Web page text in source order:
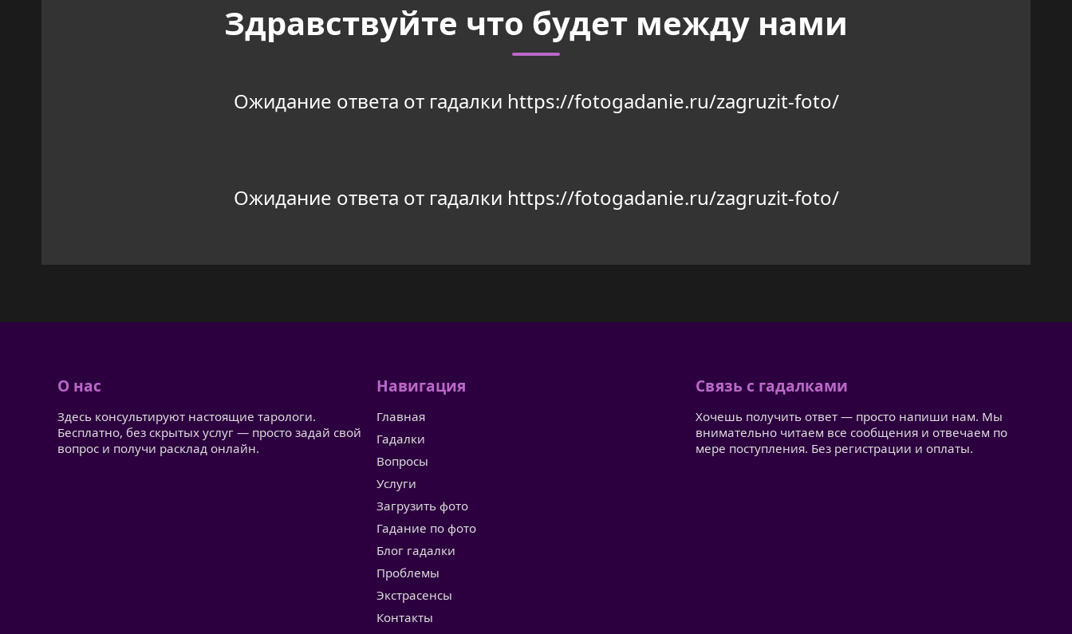
Здравствуйте что будет между нами
Ожидание ответа от гадалки https://fotogadanie.ru/zagruzit-foto/
Ожидание ответа от гадалки https://fotogadanie.ru/zagruzit-foto/
О нас
Здесь консультируют настоящие тарологи.
Бесплатно, без скрытых услуг — просто задай свой
вопрос и получи расклад онлайн.
Навигация
Главная
Гадалки
Вопросы
Услуги
Загрузить фото
Гадание по фото
Блог гадалки
Проблемы
Экстрасенсы
Контакты
Связь с гадалками
Хочешь получить ответ — просто напиши нам. Мы
внимательно читаем все сообщения и отвечаем по
мере поступления. Без регистрации и оплаты.